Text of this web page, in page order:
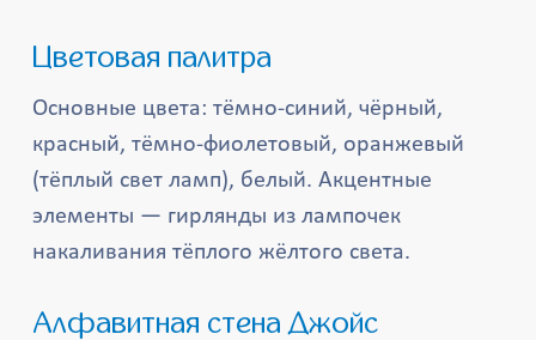
Цветовая палитра
Основные цвета: тёмно-синий, чёрный,
красный, тёмно-фиолетовый, оранжевый
(тёплый свет ламп), белый. Акцентные
элементы — гирлянды из лампочек
накаливания тёплого жёлтого света.
Алфавитная стена Джойс